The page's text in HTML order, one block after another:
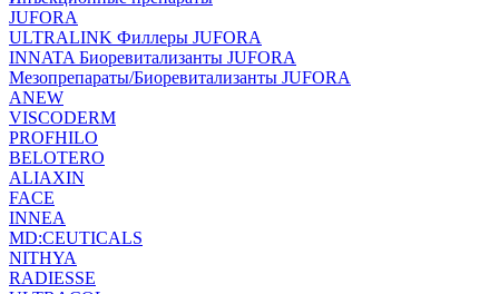
JUFORA
ULTRALINK Филлеры JUFORA
INNATA Биоревитализанты JUFORA
Мезопрепараты/Биоревитализанты JUFORA
ANEW
VISCODERM
PROFHILO
BELOTERO
ALIAXIN
FACE
INNEA
MD:CEUTICALS
NITHYA
RADIESSE